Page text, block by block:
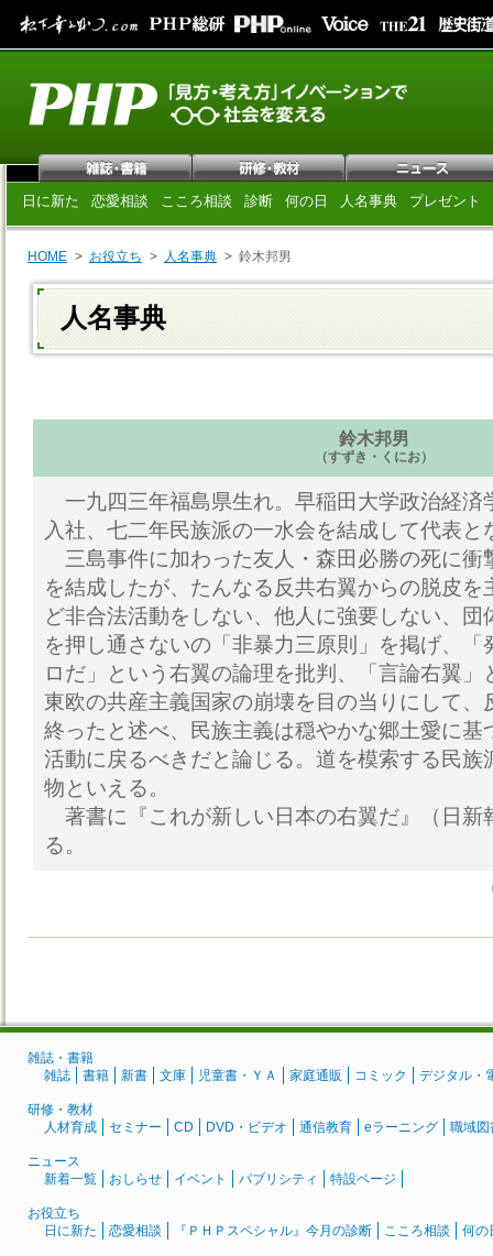
日に新た 恋愛相談 こころ相談 診断 何の日 人名事典 プレゼント
HOME お役立ち 人名事典 鈴木邦男
人名事典
鈴木邦男
（すずき・くにお）
一九四三年福島県生れ。早稲田大学政治経済
入社、七二年民族派の一水会を結成して代表と
三島事件に加わった友人・森田必勝の死に衝
を結成したが、たんなる反共右翼からの脱皮を
ど非合法活動をしない、他人に強要しない、団
を押し通さないの「非暴力三原則」を掲げ、「
ロだ」という右翼の論理を批判、「言論右翼」
東欧の共産主義国家の崩壊を目の当りにして、
終ったと述べ、民族主義は穏やかな郷土愛に基
活動に戻るべきだと論じる。道を模索する民族
物といえる。
著書に『これが新しい日本の右翼だ』（日新
る。
雑誌・書籍
雑誌
書籍 新書 文庫 児童書・ＹＡ 家庭通販 コミック デジタル・
研修・教材
人材育成
セミナー CD DVD・ビデオ 通信教育 eラーニング 職域図
ニュース
新着一覧
おしらせ イベント パブリシティ 特設ページ
お役立ち
日に新た
恋愛相談 『ＰＨＰスペシャル』今月の診断 こころ相談 何の